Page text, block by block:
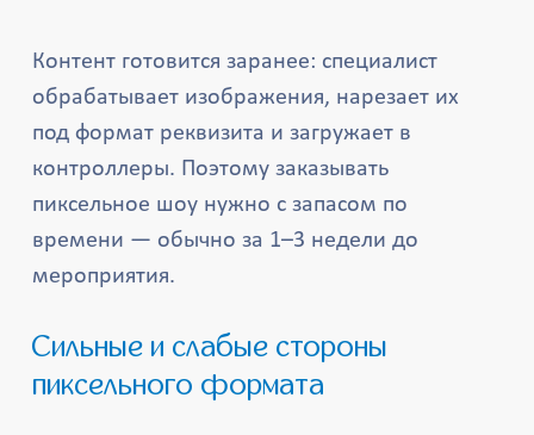
Контент готовится заранее: специалист
обрабатывает изображения, нарезает их
под формат реквизита и загружает в
контроллеры. Поэтому заказывать
пиксельное шоу нужно с запасом по
времени — обычно за 1–3 недели до
мероприятия.
Сильные и слабые стороны
пиксельного формата